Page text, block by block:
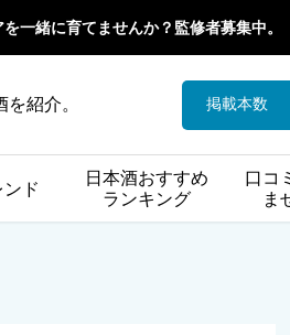
一緒に育てませんか？監修者募集中。
紹介。 掲載本数
ド
日本酒おすすめ
ランキング
口コ
ま